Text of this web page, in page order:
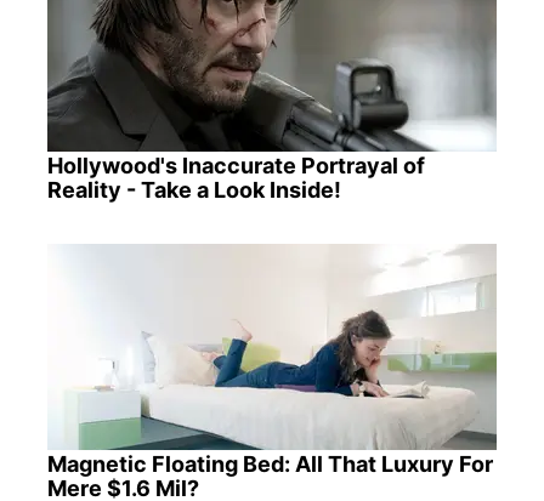
Hollywood's Inaccurate Portrayal of
Reality - Take a Look Inside!
Magnetic Floating Bed: All That Luxury For
Mere $1.6 Mil?